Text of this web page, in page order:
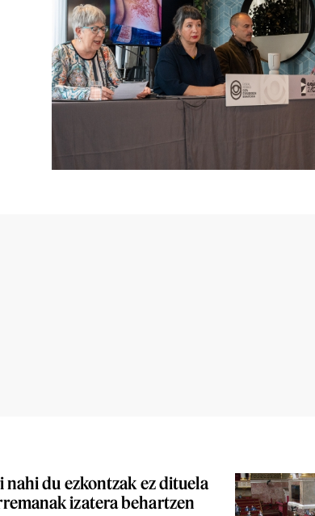
nahi du ezkontzak ez dituela
izatera behartzen